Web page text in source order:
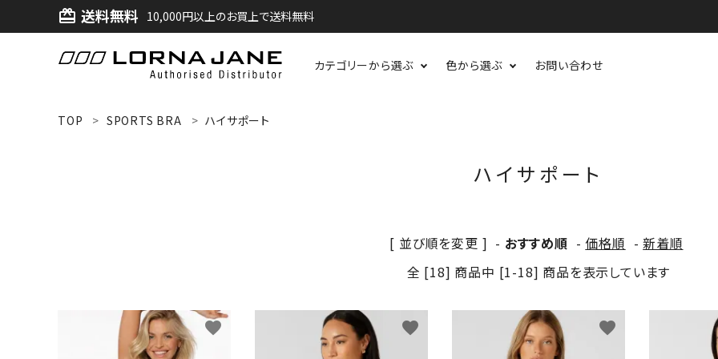
card_giftcard 送料無料 10,000円以上のお買上で送料無料
カテゴリーから選ぶ 色から選ぶ お問い合わせ
ACCOUNT MENU
TOP SPORTS BRA ハイサポート
ハイサポート
[ 並び順を変更 ] - おすすめ順 - 価格順 -新着順
全 [18] 商品中 [1-18] 商品を表示しています
favorite favorite favorite